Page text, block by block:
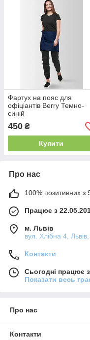
Фартух на пояс для
офіціантів Berry Темно-
синій
450 ₴
Купити
Про нас
100% позитивних з
Працює з
м. Львів
вул. Хлібна 4,
Контакти
Сьогодні працює
Показати весь
Про нас
Контакти